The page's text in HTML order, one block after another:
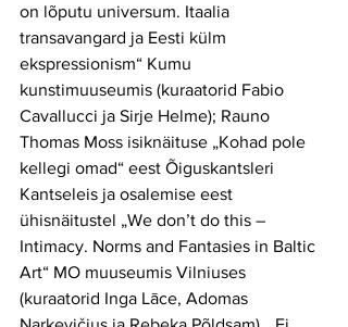
on lõputu universum. Itaalia
transavangard ja Eesti külm
ekspressionism“ Kumu
kunstimuuseumis (kuraatorid Fabio
Cavallucci ja Sirje Helme); Rauno
Thomas Moss isiknäituse „Kohad pole
kellegi omad“ eest Õiguskantsleri
Kantseleis ja osalemise eest
ühisnäitustel „We don’t do this –
Intimacy. Norms and Fantasies in Baltic
Art“ MO muuseumis Vilniuses
(kuraatorid Inga Lāce, Adomas